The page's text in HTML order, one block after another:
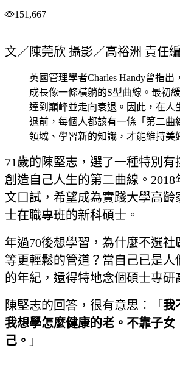
151,667
文／陳莞欣 攝影／高裕洲 責任
英國管理學者Charles Handy曾指出
成長像一條橫躺的S型曲線。最初
達到巔峰並走向衰退。因此，在人
退前，每個人都該有一條「第二曲
領域、學習新的知識，才能維持美
71歲的陳堅志，選了一種特別有
創造自己人生的第二曲線。2018
文口試，希望成為實踐大學高齡
士在職專班的新科碩士。
年過70後想學習，為什麼不選社
等更輕鬆的管道？當自己已是人
的年紀，還得特地念個碩士專研
陳堅志的回答，很有意思：「 我
我想學怎麼健康的老。不靠子女
己。 」